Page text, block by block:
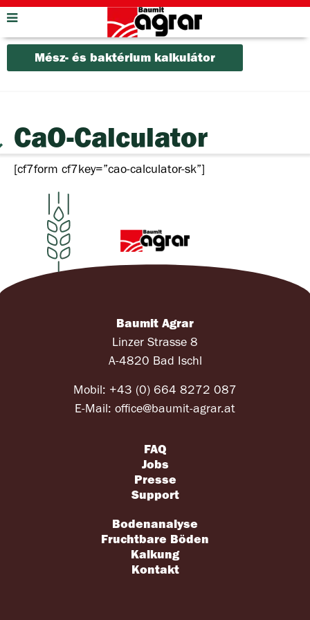
Mész- és baktérium kalkulátor
CaO-Calculator
[cf7form cf7key=”cao-calculator-sk”]
Baumit Agrar
Linzer Strasse 8
A-4820 Bad Ischl
Mobil: +43 (0) 664 8272 087
E-Mail: office@baumit-agrar.at
FAQ
Jobs
Presse
Support
Bodenanalyse
Fruchtbare Böden
Kalkung
Kontakt